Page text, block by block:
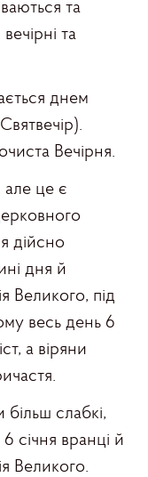
та
та
днем
Вечірня.
але це є
дійсно
дня й
Великого, під
весь день 6
а віряни
слабкі,
січня вранці й
Великого.